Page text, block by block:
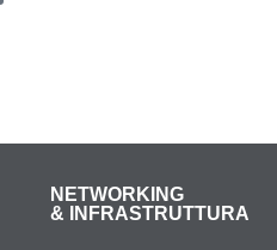
NETWORKING
& INFRASTRUTTURA